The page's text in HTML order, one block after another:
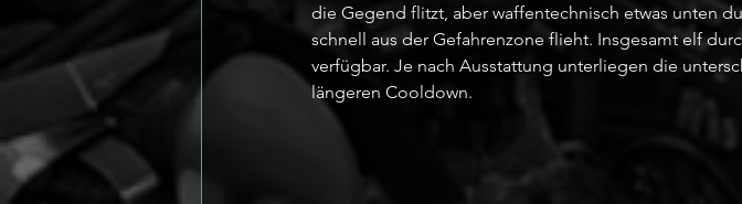
die Gegend flitzt, aber waffentechnisch etwas unten
schnell aus der Gefahrenzone flieht. Insgesamt elf
verfügbar. Je nach Ausstattung unterliegen die
längeren Cooldown.